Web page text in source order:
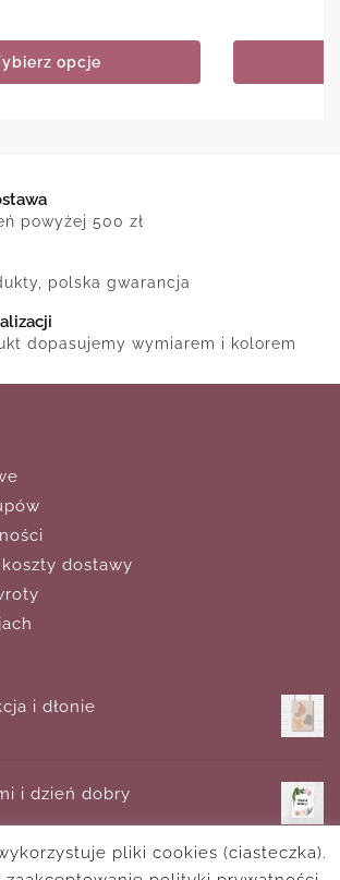
opcje
powyżej 500 zł
polska gwarancja
dopasujemy wymiarem i kolorem
dostawy
i dłonie
i dzień dobry
pliki cookies (ciasteczka).